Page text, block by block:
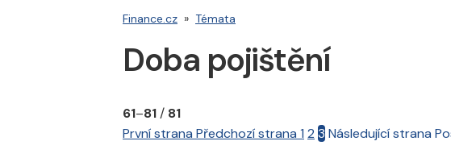
Finance.cz » Témata
Doba pojištění
61–81 / 81
První strana Předchozí strana 1 2 3 Následující strana